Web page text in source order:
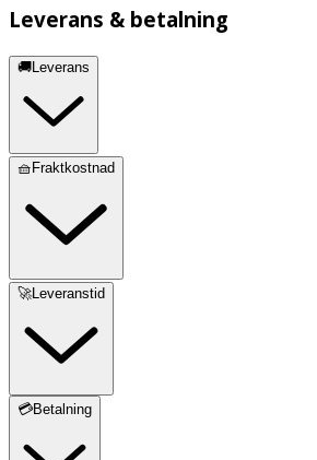
Leverans & betalning
🚚Leverans
🧺Fraktkostnad
🚀Leveranstid
💳Betalning